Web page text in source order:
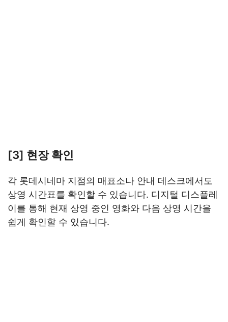
[3] 현장 확인
각 롯데시네마 지점의 매표소나 안내 데스크에서도
상영 시간표를 확인할 수 있습니다. 디지털 디스플레
이를 통해 현재 상영 중인 영화와 다음 상영 시간을
쉽게 확인할 수 있습니다.